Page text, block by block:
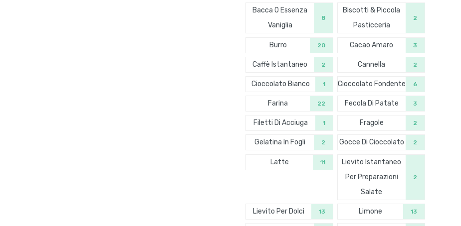
Bacca O Essenza
Vaniglia
8
Biscotti & Piccola
Pasticceria
2
Burro 20 Cacao Amaro 3
Caffè Istantaneo 2 Cannella 2
Cioccolato Bianco 1 Cioccolato Fondente 6
Farina 22 Fecola Di Patate 3
Filetti Di Acciuga 1 Fragole 2
Gelatina In Fogli 2 Gocce Di Cioccolato 2
Latte 11
Lievito Istantaneo
Per Preparazioni
Salate
2
Lievito Per Dolci 13 Limone 13